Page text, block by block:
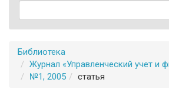
Библиотека
Журнал «Управленческий учет и
№1, 2005
статья